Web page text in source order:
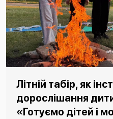
Літній табір, як
дорослішання
«Готуємо дітей і